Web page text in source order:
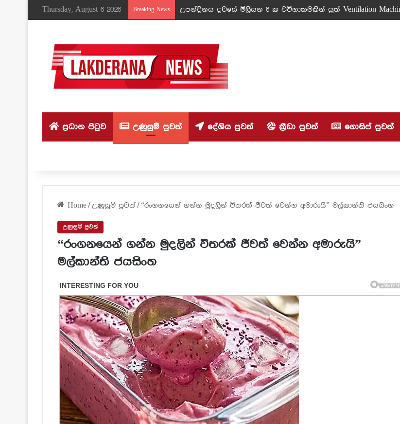
Thursday, August 6 2026 Breaking News උපන්දිනය දවසේ මිලියන 6 ක වටිනාකමකින් යුත් Ventilation
ප්‍රධාන පිටුව උණුසුම් පුවත් දේශිය පුවත් ක්‍රීඩා පුවත් ගොසිප් පුවත්
Home/උණුසුම් පුවත්/“රංගනයෙන් ගන්න මුදලින් විතරක් ජීවත් වෙන්න අමාරුයි” මල්කාන්ති ජයසිංහ
උණුසුම් පුවත්
“රංගනයෙන් ගන්න මුදලින් විතරක් ජීවත් වෙන්න අමාරුයි”
මල්කාන්ති ජයසිංහ